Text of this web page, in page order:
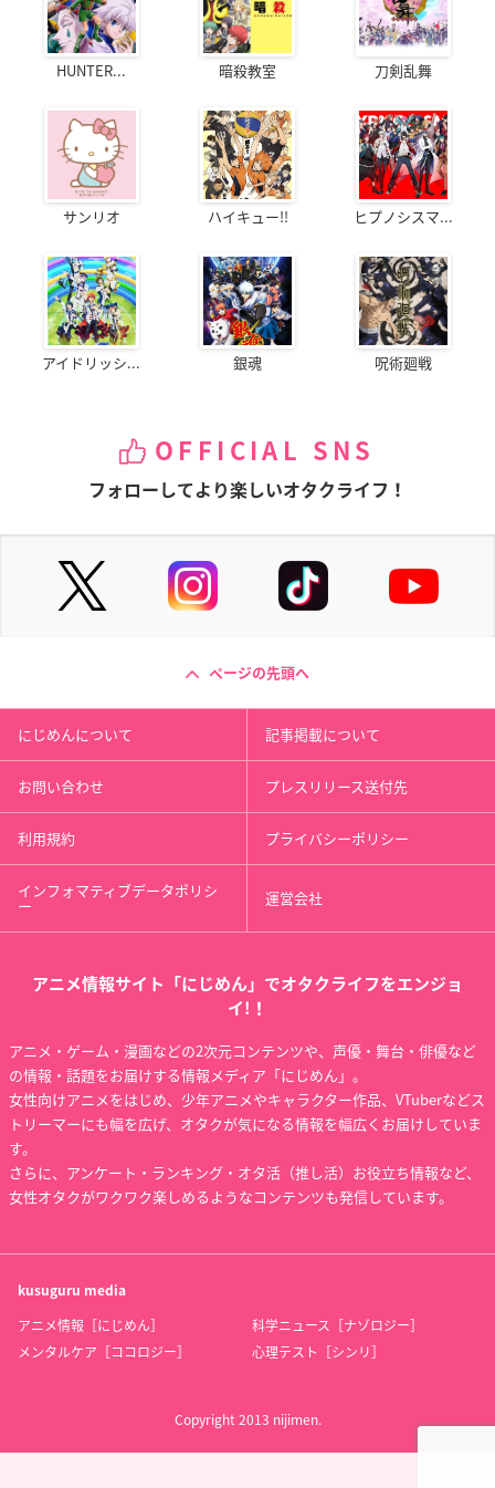
HUNTER... 暗殺教室 刀剣乱舞
サンリオ ハイキュー!! ヒプノシスマ...
アイドリッシ... 銀魂 呪術廻戦
OFFICIAL SNS
フォローしてより楽しいオタクライフ！
ページの先頭へ
にじめんについて 記事掲載について
お問い合わせ プレスリリース送付先
利用規約 プライバシーポリシー
インフォマティブデータポリシ
ー 運営会社
アニメ情報サイト「にじめん」でオタクライフをエンジョ
イ!！
アニメ・ゲーム・漫画などの2次元コンテンツや、声優・舞台・俳優など
の情報・話題をお届けする情報メディア「にじめん」。
女性向けアニメをはじめ、少年アニメやキャラクター作品、VTuberなどス
トリーマーにも幅を広げ、オタクが気になる情報を幅広くお届けしていま
す。
さらに、アンケート・ランキング・オタ活（推し活）お役立ち情報など、
女性オタクがワクワク楽しめるようなコンテンツも発信しています。
kusuguru media
アニメ情報［にじめん］
科学ニュース［ナゾロジー］
メンタルケア［ココロジー］
心理テスト［シンリ］
Copyright 2013 nijimen.